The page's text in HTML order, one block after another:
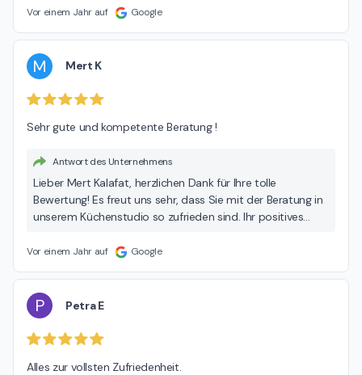
Planung Ihrer Küche professionell und transparent
zufrieden sind. Ihre Empfehlung ist für uns ein großes
Kompliment und motiviert uns, weiterhin beste
Servicequalität zu bieten. Vielen Dank, dass Sie sich die
Zeit genommen haben, uns Ihr Feedback mitzuteilen.
stehen wir Ihnen jederzeit gerne zur Verfügung. Mit besten
Vor einem Jahr auf Google
M Mert K
Sehr gute und kompetente Beratung !
Antwort des Unternehmens
Lieber Mert Kalafat, herzlichen Dank für Ihre tolle
Bewertung! Es freut uns sehr, dass Sie mit der Beratung in
unserem Küchenstudio so zufrieden sind. Ihr positives
haben, stehen wir Ihnen jederzeit gerne zur Verfügung.
Vor einem Jahr auf Google
P Petra E
Alles zur vollsten Zufriedenheit.